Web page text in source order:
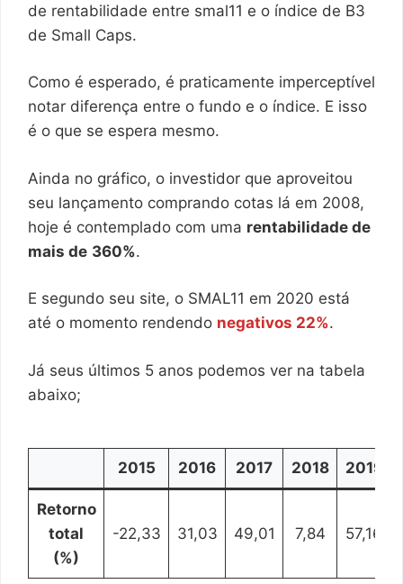
de rentabilidade entre smal11 e o índice de B3
de Small Caps.
Como é esperado, é praticamente imperceptível
notar diferença entre o fundo e o índice. E isso
é o que se espera mesmo.
Ainda no gráfico, o investidor que aproveitou
seu lançamento comprando cotas lá em 2008,
hoje é contemplado com uma rentabilidade de
mais de 360%.
E segundo seu site, o SMAL11 em 2020 está
até o momento rendendo negativos 22%.
Já seus últimos 5 anos podemos ver na tabela
abaixo;
2015 2016 2017 2018 2019
Retorno
total
(%)
-22,33 31,03 49,01 7,84 57,16